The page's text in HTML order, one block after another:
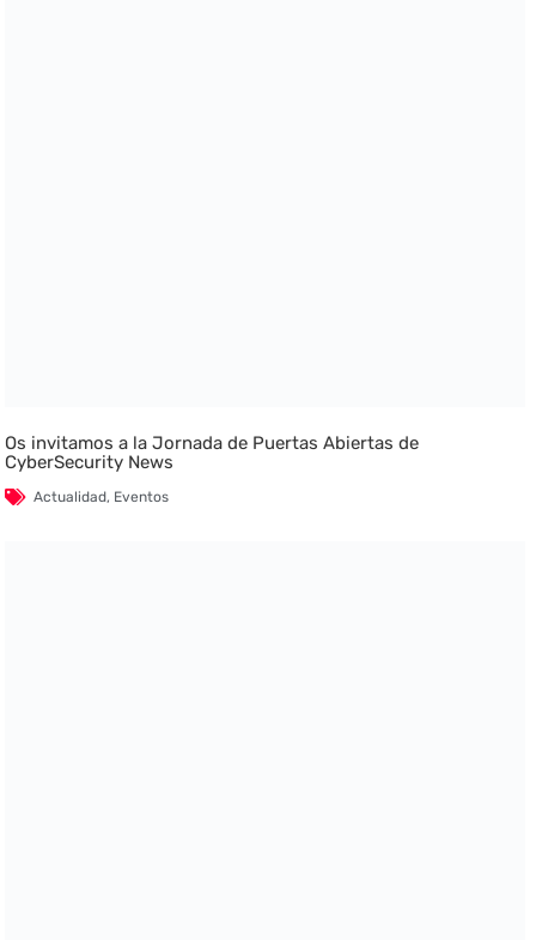
Os invitamos a la Jornada de Puertas Abiertas de
CyberSecurity News
Actualidad, Eventos